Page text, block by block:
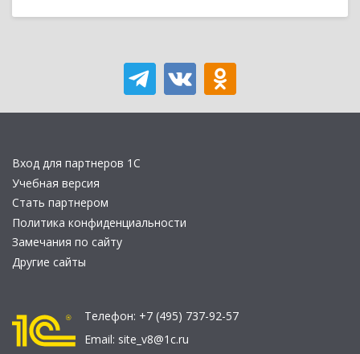
Вход для партнеров 1С
Учебная версия
Стать партнером
Политика конфиденциальности
Замечания по сайту
Другие сайты
Телефон: +7 (495) 737-92-57
Email: site_v8@1c.ru